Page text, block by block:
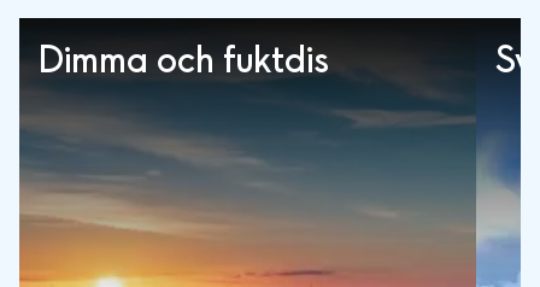
Dimma och fuktdis